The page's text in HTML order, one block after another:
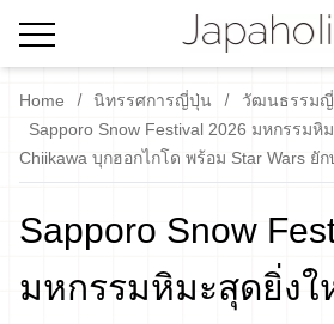
Home นิทรรศการญี่ปุ่น วัฒนธรรม
Sapporo Snow Festival 2026 มหกรรมหิ
Chiikawa บุกฮอกไกโด พร้อม Star Wars ยั
Sapporo Snow
มหกรรมหิมะสุดยิ่ง